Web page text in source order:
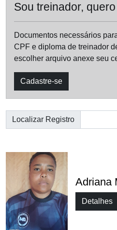
Sou treinador,
Documentos necessários
CPF e diploma de treinador
escolher arquivo anexe seu
Cadastre-se
Localizar Registro
Adriana
Detalhes